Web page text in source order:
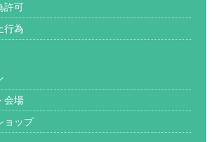
許可
行為
会場
ョップ